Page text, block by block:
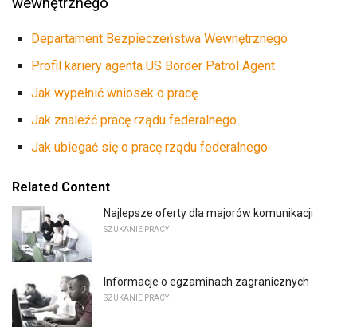
Departament Bezpieczeństwa Wewnętrznego
Profil kariery agenta US Border Patrol Agent
Jak wypełnić wniosek o pracę
Jak znaleźć pracę rządu federalnego
Jak ubiegać się o pracę rządu federalnego
Related Content
Najlepsze oferty dla majorów komunikacji
SZUKANIE PRACY
Informacje o egzaminach zagranicznych
SZUKANIE PRACY